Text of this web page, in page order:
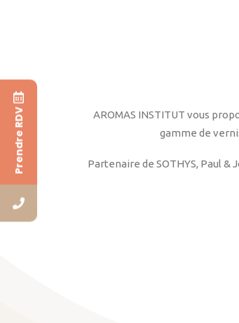
AROMAS INSTITUT vous
gamme de
Partenaire de SOTHYS, Paul
Prendre RDV